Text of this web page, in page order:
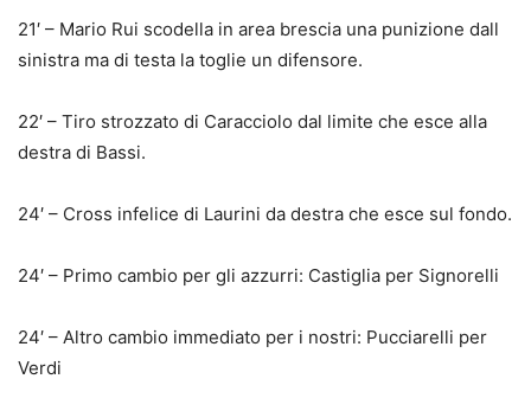
21′ – Mario Rui scodella in area brescia una punizione dall
sinistra ma di testa la toglie un difensore.
22′ – Tiro strozzato di Caracciolo dal limite che esce alla
destra di Bassi.
24′ – Cross infelice di Laurini da destra che esce sul fondo.
24′ – Primo cambio per gli azzurri: Castiglia per Signorelli
24′ – Altro cambio immediato per i nostri: Pucciarelli per
Verdi